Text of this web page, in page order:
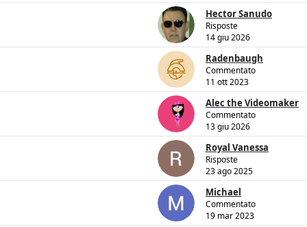
Hector Sanudo
Risposte
14 giu 2026
Radenbaugh
Commentato
11 ott 2023
Alec the Videomaker
Commentato
13 giu 2026
Royal Vanessa
Risposte
23 ago 2025
Michael
Commentato
19 mar 2023